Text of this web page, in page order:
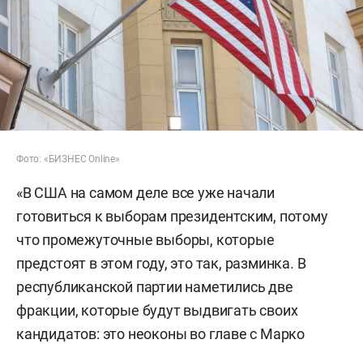
Фото: «БИЗНЕС Online»
«В США на самом деле все уже начали
готовиться к выборам президентским, потому
что промежуточные выборы, которые
предстоят в этом году, это так, разминка. В
республиканской партии наметились две
фракции, которые будут выдвигать своих
кандидатов: это неоконы во главе с Марко